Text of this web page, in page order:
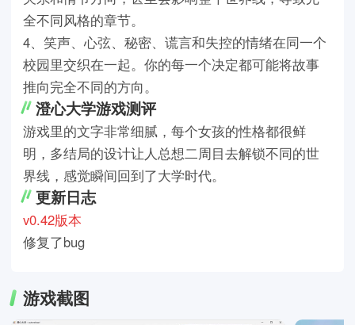
全不同风格的章节。
4、笑声、心弦、秘密、谎言和失控的情绪在同一个
校园里交织在一起。你的每一个决定都可能将故事
推向完全不同的方向。
澄心大学游戏测评
游戏里的文字非常细腻，每个女孩的性格都很鲜
明，多结局的设计让人总想二周目去解锁不同的世
界线，感觉瞬间回到了大学时代。
更新日志
v0.42版本
修复了bug
游戏截图